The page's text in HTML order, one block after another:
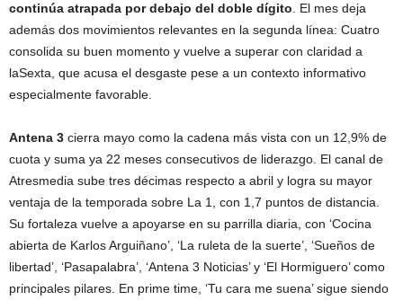
continúa atrapada por debajo del doble dígito . El mes deja
además dos movimientos relevantes en la segunda línea: Cuatro
consolida su buen momento y vuelve a superar con claridad a
laSexta, que acusa el desgaste pese a un contexto informativo
especialmente favorable.
Antena 3 cierra mayo como la cadena más vista con un 12,9% de
cuota y suma ya 22 meses consecutivos de liderazgo. El canal de
Atresmedia sube tres décimas respecto a abril y logra su mayor
ventaja de la temporada sobre La 1, con 1,7 puntos de distancia.
Su fortaleza vuelve a apoyarse en su parrilla diaria, con ‘Cocina
abierta de Karlos Arguiñano’, ‘La ruleta de la suerte’, ‘Sueños de
libertad’, ‘Pasapalabra’, ‘Antena 3 Noticias’ y ‘El Hormiguero’ como
principales pilares. En prime time, ‘Tu cara me suena’ sigue siendo